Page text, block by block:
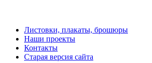
Листовки, плакаты, брошюры
Наши проекты
Контакты
Старая версия сайта